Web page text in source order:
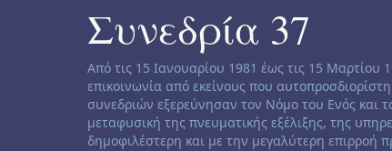
Συνεδρία 37
Channeling disclaimer:
Από τις 15 Ιανουαρίου 1981 έως τις 15 Μαρτίου
επικοινωνία από εκείνους που
συνεδριών εξερεύνησαν τον Νόμο του Ενός και
μεταφυσική της πνευματικής εξέλιξης, της
δημοφιλέστερη και με την μεγαλύτερη επιρροή